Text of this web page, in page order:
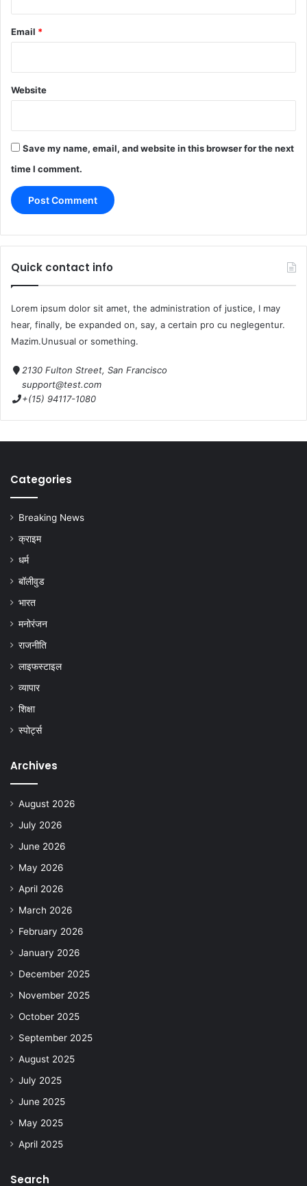
Email *
Website
Save my name, email, and website in this browser for the next
time I comment.
Quick contact info
Lorem ipsum dolor sit amet, the administration of justice, I may
hear, finally, be expanded on, say, a certain pro cu neglegentur.
Mazim.Unusual or something.
2130 Fulton Street, San Francisco
support@test.com
+(15) 94117-1080
Categories
Breaking News
क्राइम
धर्म
बॉलीवुड
भारत
मनोरंजन
राजनीति
लाइफस्टाइल
व्यापार
शिक्षा
स्पोर्ट्स
Archives
August 2026
July 2026
June 2026
May 2026
April 2026
March 2026
February 2026
January 2026
December 2025
November 2025
October 2025
September 2025
August 2025
July 2025
June 2025
May 2025
April 2025
Search